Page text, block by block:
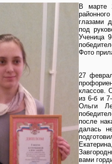
В марте
глазами
под
Ученица
Фото
27
классов.
из 6-б и
Ольги
после
далась
вами